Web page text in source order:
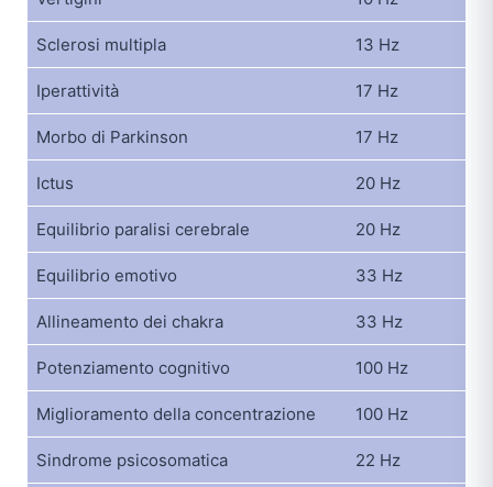
Sclerosi multipla 13 Hz
Iperattività 17 Hz
Morbo di Parkinson 17 Hz
Ictus 20 Hz
Equilibrio paralisi cerebrale 20 Hz
Equilibrio emotivo 33 Hz
Allineamento dei chakra 33 Hz
Potenziamento cognitivo 100 Hz
Miglioramento della concentrazione 100 Hz
Sindrome psicosomatica 22 Hz